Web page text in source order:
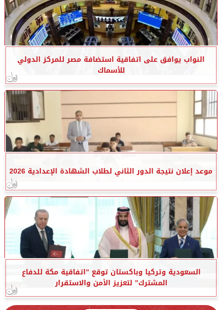
النواب يوافق على اتفاقية استضافة مصر للمركز الدولي
للأسماك
موعد إعلان نتيجة الدور الثاني لطلاب الشهادة الإعدادية 2026
السعودية وتركيا وباكستان توقع ”اتفاقية مكة للدفاع
المشترك” لتعزيز الأمن والاستقرار